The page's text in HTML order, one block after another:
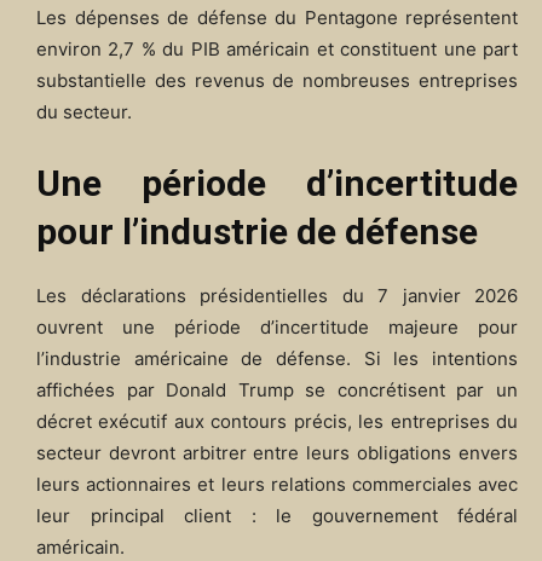
Les dépenses de défense du Pentagone représentent
environ 2,7 % du PIB américain et constituent une part
substantielle des revenus de nombreuses entreprises
du secteur.
Une période d’incertitude
pour l’industrie de défense
Les déclarations présidentielles du 7 janvier 2026
ouvrent une période d’incertitude majeure pour
l’industrie américaine de défense. Si les intentions
affichées par Donald Trump se concrétisent par un
décret exécutif aux contours précis, les entreprises du
secteur devront arbitrer entre leurs obligations envers
leurs actionnaires et leurs relations commerciales avec
leur principal client : le gouvernement fédéral
américain.